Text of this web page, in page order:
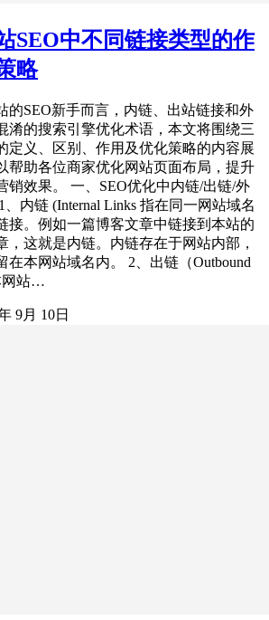
SEO中不同链接类型的作
略
的SEO新手而言，内链、出站链接和外
淆的搜索引擎优化术语，本文将围绕三
定义、区别、作用及优化策略的内容展
帮助各位商家优化网站页面布局，提升
销效果。 一、SEO优化中内链/出链/外
内链 (Internal Links 指在同一网站域名
接。例如一篇博客文章中链接到本站的
，这就是内链。内链存在于网站内部，
在本网站域名内。 2、出链（Outbound
网站…
9月 10日